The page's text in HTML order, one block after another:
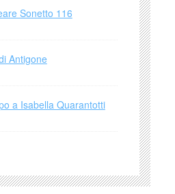
Sonetto 116
Antigone
a Isabella Quarantotti